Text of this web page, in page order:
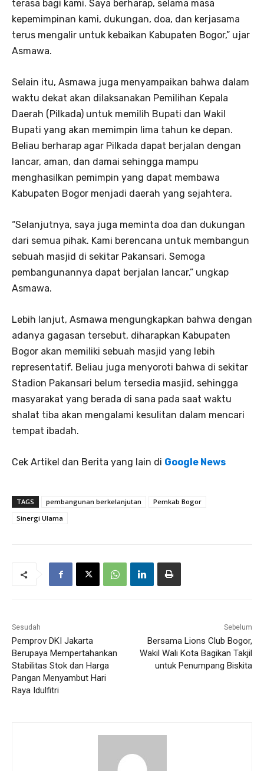
terasa bagi kami. Saya berharap, selama masa
kepemimpinan kami, dukungan, doa, dan kerjasama
terus mengalir untuk kebaikan Kabupaten Bogor,” ujar
Asmawa.
Selain itu, Asmawa juga menyampaikan bahwa dalam
waktu dekat akan dilaksanakan Pemilihan Kepala
Daerah (Pilkada) untuk memilih Bupati dan Wakil
Bupati yang akan memimpin lima tahun ke depan.
Beliau berharap agar Pilkada dapat berjalan dengan
lancar, aman, dan damai sehingga mampu
menghasilkan pemimpin yang dapat membawa
Kabupaten Bogor menjadi daerah yang sejahtera.
“Selanjutnya, saya juga meminta doa dan dukungan
dari semua pihak. Kami berencana untuk membangun
sebuah masjid di sekitar Pakansari. Semoga
pembangunannya dapat berjalan lancar,” ungkap
Asmawa.
Lebih lanjut, Asmawa mengungkapkan bahwa dengan
adanya gagasan tersebut, diharapkan Kabupaten
Bogor akan memiliki sebuah masjid yang lebih
representatif. Beliau juga menyoroti bahwa di sekitar
Stadion Pakansari belum tersedia masjid, sehingga
masyarakat yang berada di sana pada saat waktu
shalat tiba akan mengalami kesulitan dalam mencari
tempat ibadah.
Cek Artikel dan Berita yang lain di Google News
TAGS pembangunan berkelanjutan
Pemkab Bogor
Sinergi Ulama
Sesudah
Pemprov DKI Jakarta
Berupaya Mempertahankan
Stabilitas Stok dan Harga
Pangan Menyambut Hari
Raya Idulfitri
Sebelum
Bersama Lions Club Bogor,
Wakil Wali Kota Bagikan Takjil
untuk Penumpang Biskita